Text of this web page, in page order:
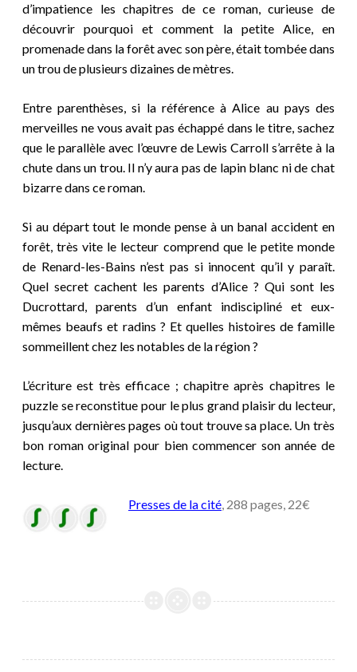
d’impatience les chapitres de ce roman, curieuse de
découvrir pourquoi et comment la petite Alice, en
promenade dans la forêt avec son père, était tombée dans
un trou de plusieurs dizaines de mètres.
Entre parenthèses, si la référence à Alice au pays des
merveilles ne vous avait pas échappé dans le titre, sachez
que le parallèle avec l’œuvre de Lewis Carroll s’arrête à la
chute dans un trou. Il n’y aura pas de lapin blanc ni de chat
bizarre dans ce roman.
Si au départ tout le monde pense à un banal accident en
forêt, très vite le lecteur comprend que le petite monde
de Renard-les-Bains n’est pas si innocent qu’il y paraît.
Quel secret cachent les parents d’Alice ? Qui sont les
Ducrottard, parents d’un enfant indiscipliné et eux-
mêmes beaufs et radins ? Et quelles histoires de famille
sommeillent chez les notables de la région ?
L’écriture est très efficace ; chapitre après chapitres le
puzzle se reconstitue pour le plus grand plaisir du lecteur,
jusqu’aux dernières pages où tout trouve sa place. Un très
bon roman original pour bien commencer son année de
lecture.
Presses de la cité, 288 pages, 22€